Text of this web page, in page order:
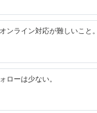
ンライン対応が難しいこと。
ローは少ない。